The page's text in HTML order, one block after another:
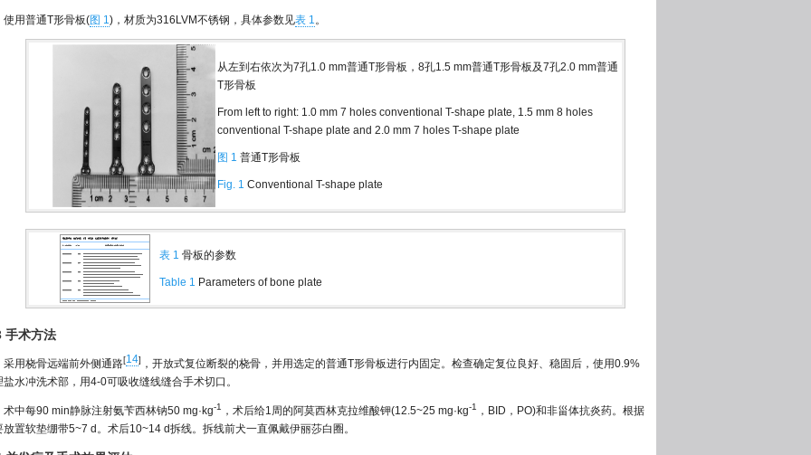
使用普通T形骨板(图 1)，材质为316LVM不锈钢，具体参数见表 1。
从左到右依次为7孔1.0 mm普通T形骨板，8孔1.5 mm普通T形骨板及7孔2.0 mm普通
T形骨板
From left to right: 1.0 mm 7 holes conventional T-shape plate, 1.5 mm 8 holes
conventional T-shape plate and 2.0 mm 7 holes T-shape plate
图 1 普通T形骨板
Fig. 1 Conventional T-shape plate
表 1 骨板的参数
Table 1 Parameters of bone plate
手术方法
采用桡骨远端前外侧通路[14] ，开放式复位断裂的桡骨，并用选定的普通T形骨板进行内固定。检查确定复位良好、稳固后，使用0.9%
盐水冲洗术部，用4-0可吸收缝线缝合手术切口。
术中每90 min静脉注射氨苄西林钠50 mg·kg-1 ，术后给1周的阿莫西林克拉维酸钾(12.5~25 mg·kg-1 ，BID，PO)和非甾体抗炎药。根据
放置软垫绷带5~7 d。术后10~14 d拆线。拆线前犬一直佩戴伊丽莎白圈。